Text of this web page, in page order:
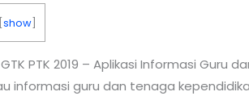
[show
PTK 2019 – Aplikasi Informasi Guru
informasi guru dan tenaga